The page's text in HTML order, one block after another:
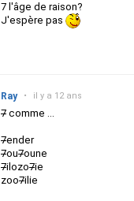
7 l'âge de raison?
J'espère pas
Ray • il y a 12 ans
7 comme ...
7ender
7ou7oune
7ilozo7ie
zoo7ilie